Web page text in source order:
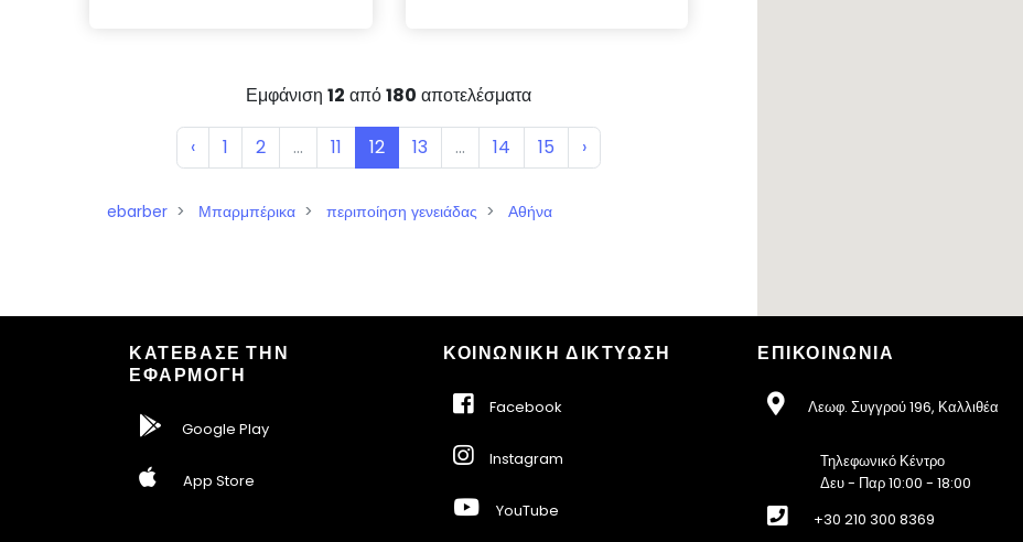
Εμφάνιση 12 από180 αποτελέσματα
‹ 1 2 ... 11 12 13 ... 14 15 ›
ebarber Μπαρμπέρικα περιποίηση γενειάδας Αθήνα
ΚΑΤΕΒΑΣΕ ΤΗΝ
ΕΦΑΡΜΟΓΗ
Google Play
App Store
ΚΟΙΝΩΝΙΚΗ ΔΙΚΤΥΩΣΗ
Facebook
Instagram
YouTube
ΕΠΙΚΟΙΝΩΝΙΑ
Λεωφ. Συγγρού 196, Καλλιθέα
Τηλεφωνικό Κέντρο
Δευ - Παρ 10:00 - 18:00
+30 210 300 8369